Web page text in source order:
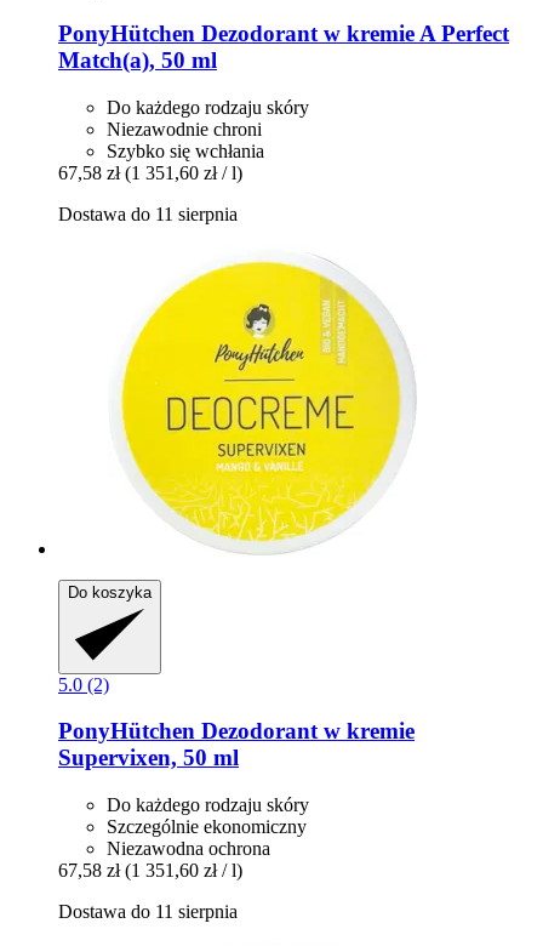
PonyHütchen Dezodorant w kremie A Perfect
Match(a), 50 ml
Do każdego rodzaju skóry
Niezawodnie chroni
Szybko się wchłania
67,58 zł (1 351,60 zł / l)
Dostawa do 11 sierpnia
Do koszyka
5.0 (2)
PonyHütchen Dezodorant w kremie
Supervixen, 50 ml
Do każdego rodzaju skóry
Szczególnie ekonomiczny
Niezawodna ochrona
67,58 zł (1 351,60 zł / l)
Dostawa do 11 sierpnia